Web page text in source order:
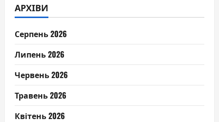
АРХІВИ
Серпень 2026
Липень 2026
Червень 2026
Травень 2026
Квітень 2026